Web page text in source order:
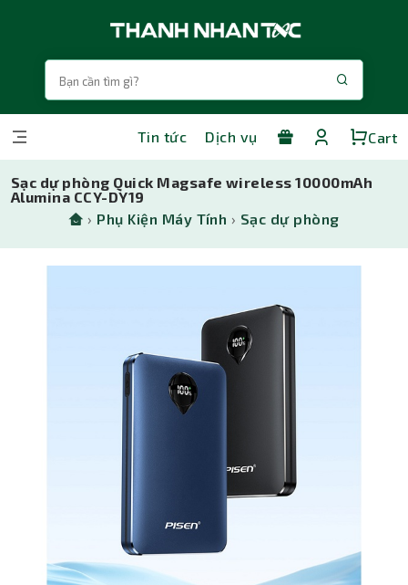
Tin tức Dịch vụ Cart
Sạc dự phòng Quick Magsafe wireless 10000mAh
Alumina CCY-DY19
› Phụ Kiện Máy Tính › Sạc dự phòng